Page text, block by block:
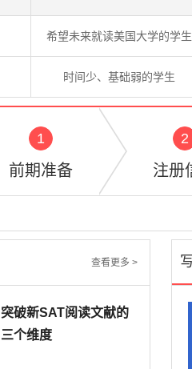
希望未来就读美国大学的学生
时间少、基础弱的学生
1
前期准备
2
注册
查看更多 >
突破新SAT阅读文献的
三个维度